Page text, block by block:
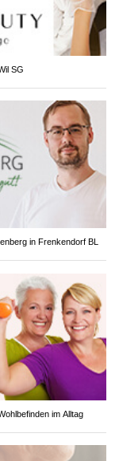
SG
in Frenkendorf BL
im Alltag